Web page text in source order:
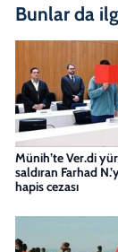
Bunlar da
Münih’te Ver.di
saldıran Farhad
hapis cezası